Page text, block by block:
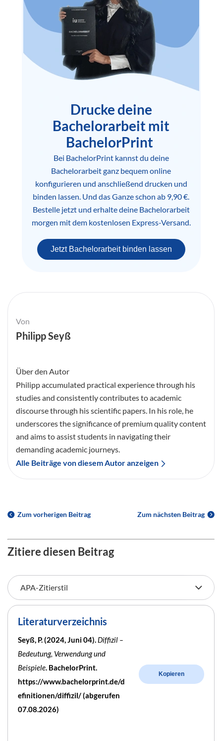
Drucke deine
Bachelorarbeit mit
BachelorPrint
Bei BachelorPrint kannst du deine
Bachelorarbeit ganz bequem online
konfigurieren und anschließend drucken und
binden lassen. Und das Ganze schon ab 9,90 €.
Bestelle jetzt und erhalte deine Bachelorarbeit
morgen mit dem kostenlosen Express-Versand.
Jetzt Bachelorarbeit binden lassen
Von
Philipp Seyß
Über den Autor
Philipp accumulated practical experience through his
studies and consistently contributes to academic
discourse through his scientific papers. In his role, he
underscores the significance of premium quality content
and aims to assist students in navigating their
demanding academic journeys.
Alle Beiträge von diesem Autor anzeigen
Zum vorherigen Beitrag Zum nächsten Beitrag
Zitiere diesen Beitrag
Literaturverzeichnis
Seyß, P. (2024, Juni 04). Diffizil –
Bedeutung, Verwendung und
Beispiele. BachelorPrint.
https://www.bachelorprint.de/d
efinitionen/diffizil/ (abgerufen
07.08.2026)
Kopieren